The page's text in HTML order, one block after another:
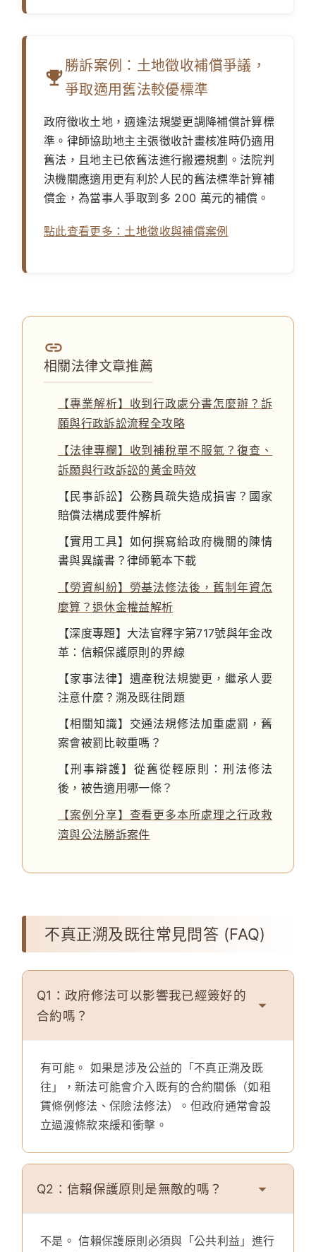
勝訴案例：土地徵收補償爭議，
爭取適用舊法較優標準
政府徵收土地，適逢法規變更調降補償計算標
準。律師協助地主主張徵收計畫核准時仍適用
舊法，且地主已依舊法進行搬遷規劃。法院判
決機關應適用更有利於人民的舊法標準計算補
償金，為當事人爭取到多 200 萬元的補償。
點此查看更多：土地徵收與補償案例
相關法律文章推薦
【專業解析】收到行政處分書怎麼辦？訴
願與行政訴訟流程全攻略
【法律專欄】收到補稅單不服氣？復查、
訴願與行政訴訟的黃金時效
【民事訴訟】公務員疏失造成損害？國家
賠償法構成要件解析
【實用工具】如何撰寫給政府機關的陳情
書與異議書？律師範本下載
【勞資糾紛】勞基法修法後，舊制年資怎
麼算？退休金權益解析
【深度專題】大法官釋字第717號與年金改
革：信賴保護原則的界線
【家事法律】遺產稅法規變更，繼承人要
注意什麼？溯及既往問題
【相關知識】交通法規修法加重處罰，舊
案會被罰比較重嗎？
【刑事辯護】從舊從輕原則：刑法修法
後，被告適用哪一條？
【案例分享】查看更多本所處理之行政救
濟與公法勝訴案件
不真正溯及既往常見問答 (FAQ)
Q1：政府修法可以影響我已經簽好的
合約嗎？
有可能。 如果是涉及公益的「不真正溯及既
往」，新法可能會介入既有的合約關係（如租
賃條例修法、保險法修法）。但政府通常會設
立過渡條款來緩和衝擊。
Q2：信賴保護原則是無敵的嗎？
不是。 信賴保護原則必須與「公共利益」進行